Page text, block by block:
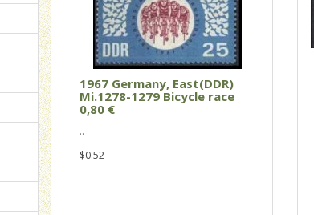
1967 Germany, East(DDR)
Mi.1278-1279 Bicycle race
0,80 €
..
$0.52